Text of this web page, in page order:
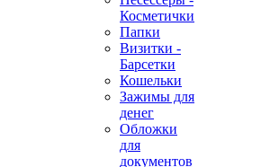
Косметички
Папки
Визитки -
Барсетки
Кошельки
Зажимы для
денег
Обложки
для
документов